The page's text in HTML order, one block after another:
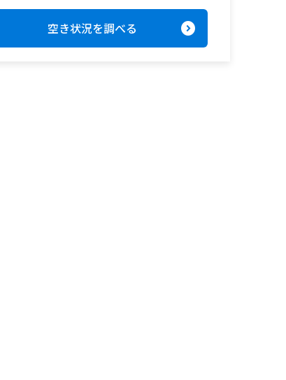
空き状況を調べる expand_circle_right